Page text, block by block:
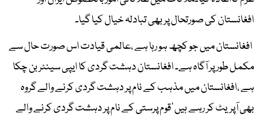
افغانستان کی صورتحال پر بھی تبادلہ خیال کیا گیا۔
افغانستان میں جو کچھ ہو رہا ہے ،عالمی قیادت اس صورت حال سے
مکمل طور پر آگاہ ہے۔ افغانستان دہشت گردی کا ایپی سینٹر بن چکا
ہے ،افغانستان میں مذہب کے نام پر دہشت گردی کرنے والے گروہ
بھی آپریٹ کر رہے ہیں ‘قوم پرستی کے نام پر دہشت گردی کرنے والے